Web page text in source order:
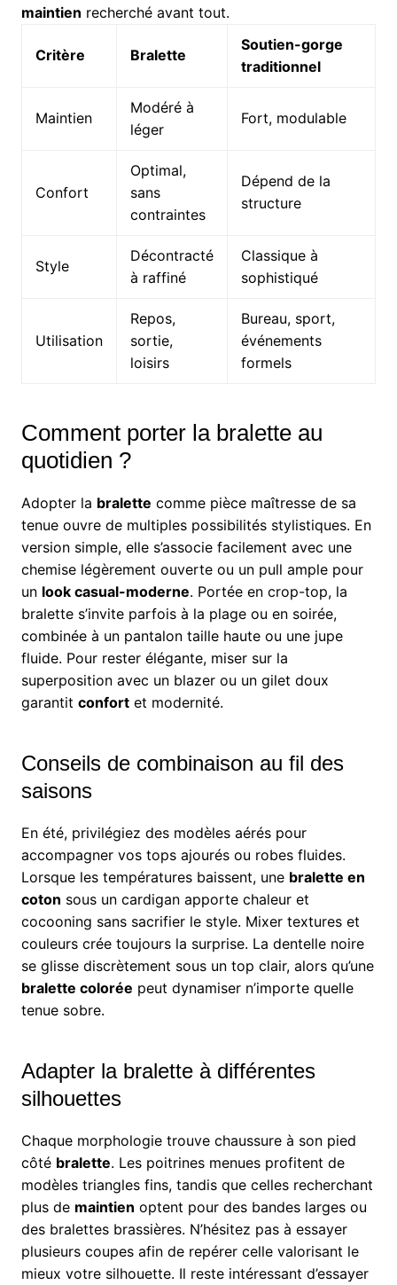
maintien recherché avant tout.
Critère Bralette
Soutien-gorge
traditionnel
Maintien
Modéré à
léger
Fort, modulable
Confort
Optimal,
sans
contraintes
Dépend de la
structure
Style
Décontracté
à raffiné
Classique à
sophistiqué
Utilisation
Repos,
sortie,
loisirs
Bureau, sport,
événements
formels
Comment porter la bralette au
quotidien ?
Adopter la bralette comme pièce maîtresse de sa
tenue ouvre de multiples possibilités stylistiques. En
version simple, elle s’associe facilement avec une
chemise légèrement ouverte ou un pull ample pour
un look casual-moderne. Portée en crop-top, la
bralette s’invite parfois à la plage ou en soirée,
combinée à un pantalon taille haute ou une jupe
fluide. Pour rester élégante, miser sur la
superposition avec un blazer ou un gilet doux
garantit confortet modernité.
Conseils de combinaison au fil des
saisons
En été, privilégiez des modèles aérés pour
accompagner vos tops ajourés ou robes fluides.
Lorsque les températures baissent, une bralette en
coton sous un cardigan apporte chaleur et
cocooning sans sacrifier le style. Mixer textures et
couleurs crée toujours la surprise. La dentelle noire
se glisse discrètement sous un top clair, alors qu’une
bralette colorée peut dynamiser n’importe quelle
tenue sobre.
Adapter la bralette à différentes
silhouettes
Chaque morphologie trouve chaussure à son pied
côté bralette. Les poitrines menues profitent de
modèles triangles fins, tandis que celles recherchant
plus de maintien optent pour des bandes larges ou
des bralettes brassières. N’hésitez pas à essayer
plusieurs coupes afin de repérer celle valorisant le
mieux votre silhouette. Il reste intéressant d’essayer